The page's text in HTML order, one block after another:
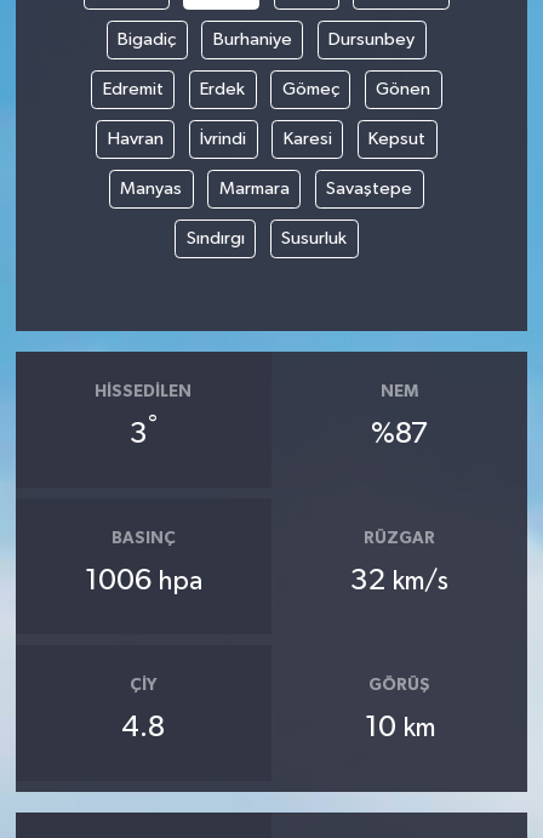
Bigadiç Burhaniye Dursunbey
Edremit Erdek Gömeç Gönen
Havran İvrindi Karesi Kepsut
Manyas Marmara Savaştepe
Sındırgı Susurluk
HISSEDILEN
3°
NEM
%87
BASINÇ
1006 hpa
RÜZGAR
32 km/s
ÇIY
4.8
GÖRÜŞ
10 km